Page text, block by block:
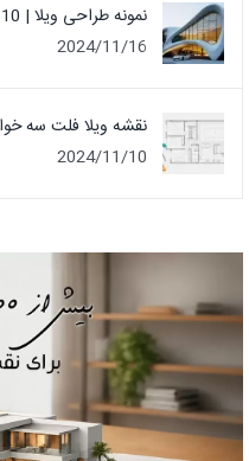
نمونه طراحی ویلا | 10 نمای ویلا با ایده فرم و سرعت
2024/11/16
نقشه ویلا فلت سه
2024/11/10